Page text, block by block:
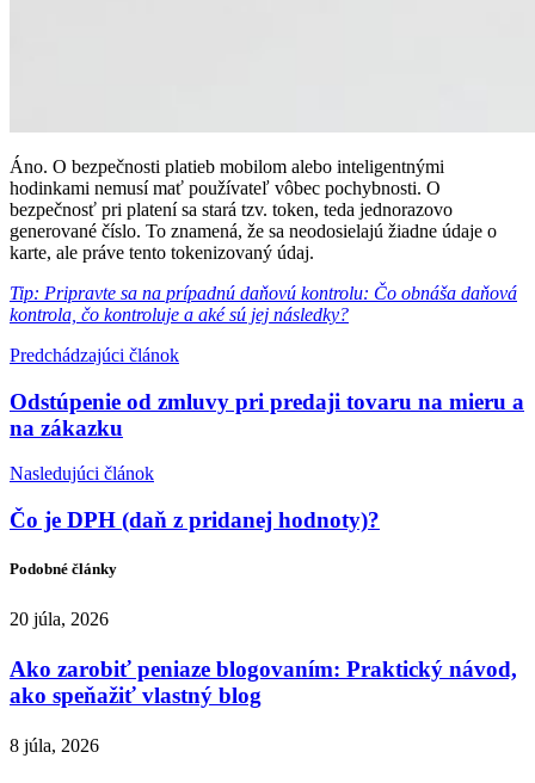
Áno. O bezpečnosti platieb mobilom alebo inteligentnými
hodinkami nemusí mať používateľ vôbec pochybnosti. O
bezpečnosť pri platení sa stará tzv. token, teda jednorazovo
generované číslo. To znamená, že sa neodosielajú žiadne údaje o
karte, ale práve tento tokenizovaný údaj.
Tip: Pripravte sa na prípadnú daňovú kontrolu: Čo obnáša daňová
kontrola, čo kontroluje a aké sú jej následky?
Predchádzajúci článok
Odstúpenie od zmluvy pri predaji tovaru na mieru a
na zákazku
Nasledujúci článok
Čo je DPH (daň z pridanej hodnoty)?
Podobné články
20 júla, 2026
Ako zarobiť peniaze blogovaním: Praktický návod,
ako speňažiť vlastný blog
8 júla, 2026